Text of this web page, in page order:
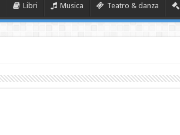
Libri Musica Teatro & danza